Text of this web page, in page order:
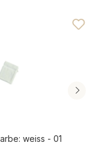
weiss - 01